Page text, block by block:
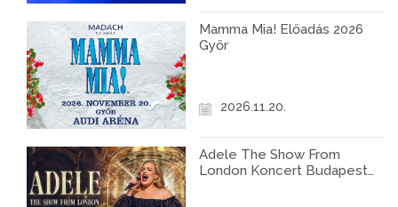
Mamma Mia! Előadás 2026
Győr
2026.11.20.
Adele The Show From
London Koncert Budapest